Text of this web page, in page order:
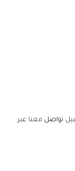
تواصل معنا عبر